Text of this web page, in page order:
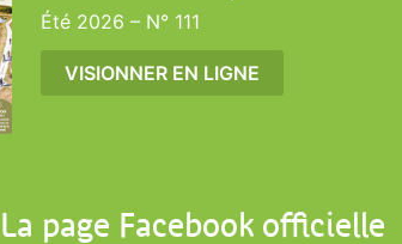
Été 2026 – N° 111
VISIONNER EN LIGNE
La page Facebook officielle